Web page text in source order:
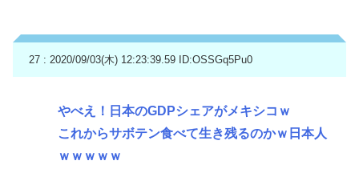
27 : 2020/09/03(木) 12:23:39.59 ID:OSSGq5Pu0
やべえ！日本のGDPシェアがメキシコｗ
これからサボテン食べて生き残るのかｗ日本人
ｗｗｗｗｗ